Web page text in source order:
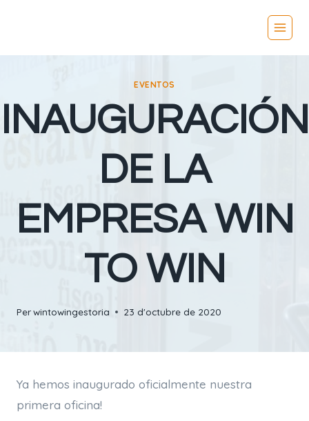
EVENTOS
INAUGURACIÓN
DE LA
EMPRESA WIN
TO WIN
Perwintowingestoria 23 d'octubre de 2020
Ya hemos inaugurado oficialmente nuestra
primera oficina!